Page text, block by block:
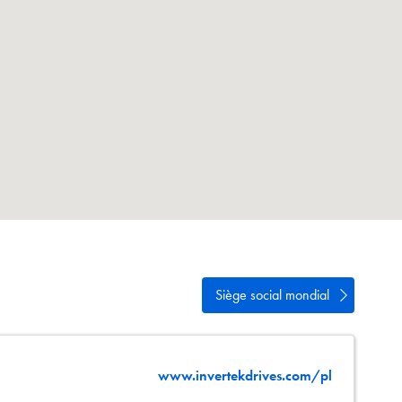
Siège social mondial
www.invertekdrives.com/pl